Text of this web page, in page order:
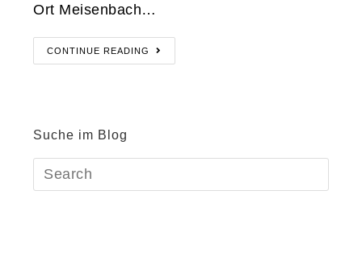
Ort Meisenbach…
CONTINUE READING
Suche im Blog